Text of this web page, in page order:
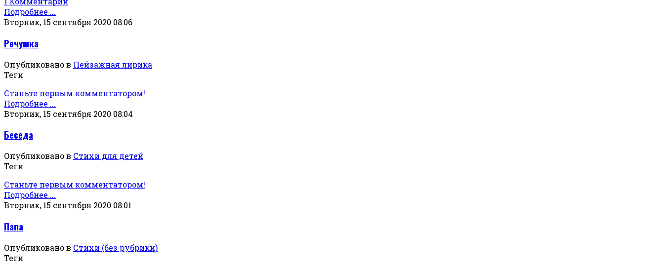
Подробнее ...
Вторник, 15 сентября 2020 08:06
Речушка
Опубликовано в Пейзажная лирика
Теги
Станьте первым комментатором!
Подробнее ...
Вторник, 15 сентября 2020 08:04
Беседа
Опубликовано в Стихи для детей
Теги
Станьте первым комментатором!
Подробнее ...
Вторник, 15 сентября 2020 08:01
Папа
Опубликовано в Стихи (без рубрики)
Теги